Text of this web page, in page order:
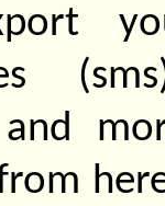
from